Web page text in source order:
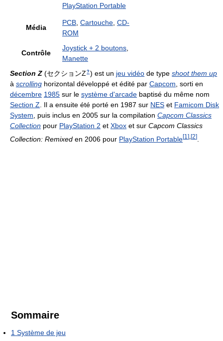
PlayStation Portable
Média
PCB Cartouche CD-
ROM
Contrôle
Joystick + 2 boutons
Manette
Section Z (セクションZ ? ) est un jeu vidéo de typeshoot them up
à scrolling horizontal développé et édité par Capcom , sorti en
décembre 1985 sur le système d'arcade baptisé du même nom
Section Z . Il a ensuite été porté en 1987 sur NES et Famicom Disk
System , puis inclus en 2005 sur la compilation Capcom Classics
Collection pour PlayStation 2 et Xbox et sur Capcom Classics
Collection: Remixed en 2006 pour PlayStation Portable[1 ] [2]
Sommaire
1 Système de jeu